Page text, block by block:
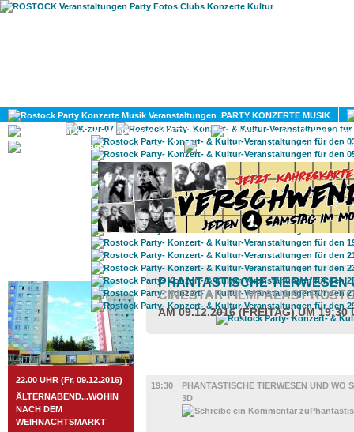
PARTY KONZERTE MUSIK
KULTUR
GAY
ROSTOCK TAGESTIPP
22.00 UHR (Fr, 09.12.2016)
ÄLTERNABEND...WOHIN
NACH DEM
WEIHNACHTSMARKT
PHANTASTISCHE TIERWESEN
CINESTAR FILMPALAST
AM 09.12.2016 (FREITAG) UM 19:30
19:30
PHANTASTISCHE TIERWESEN UND WO
3D